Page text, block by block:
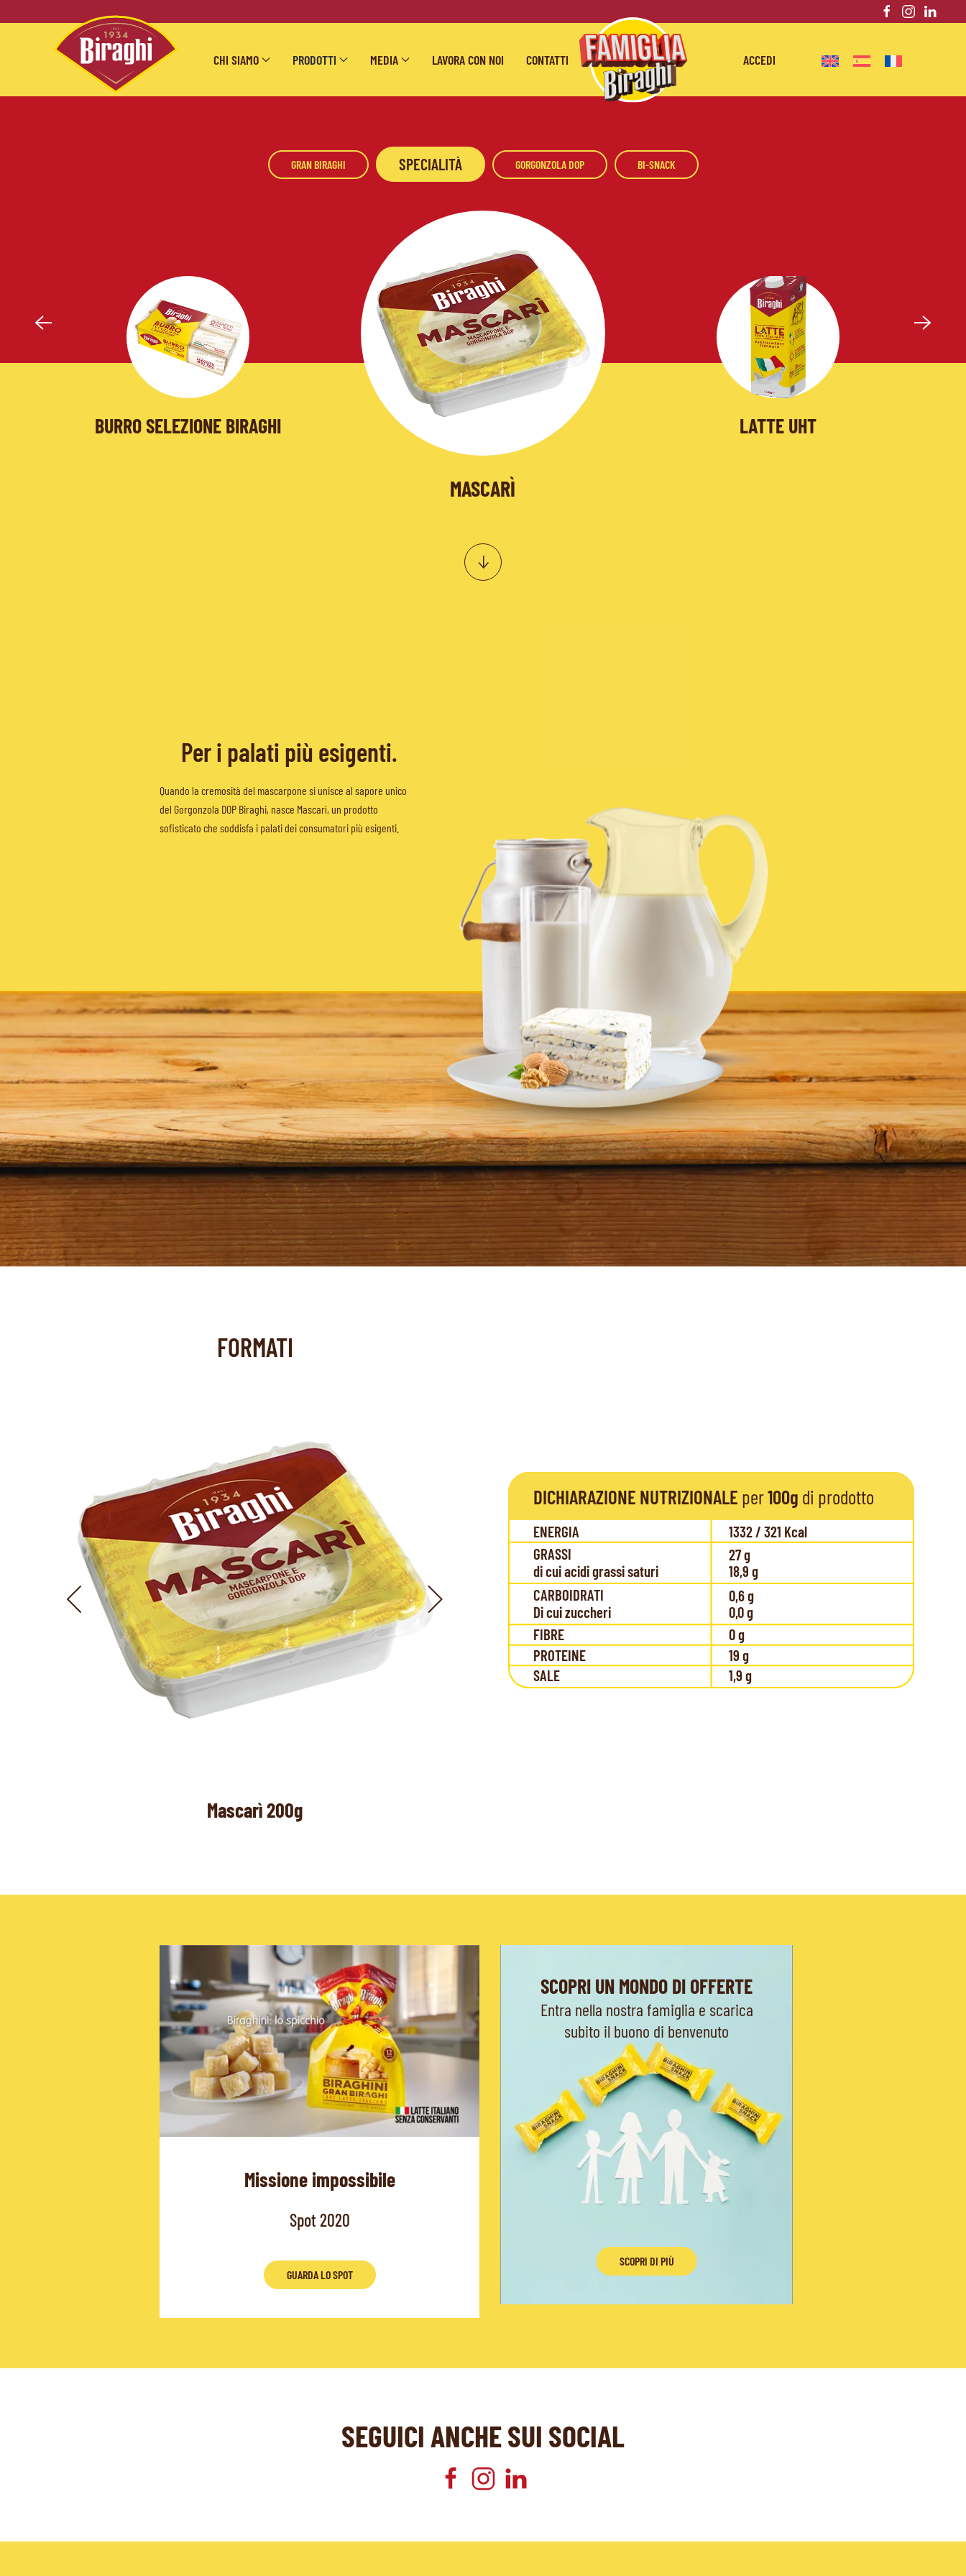
Skip to main content
CHI SIAMO PRODOTTI MEDIA LAVORA CON NOI CONTATTI ACCEDI
GRAN BIRAGHI SPECIALITÀ GORGONZOLA DOP BI-SNACK
BURRO SELEZIONE BIRAGHI
MASCARÌ
LATTE UHT
Per i palati più esigenti.
Quando la cremosità del mascarpone si unisce al sapore unico
del Gorgonzola DOP Biraghi, nasce Mascarì, un prodotto
sofisticato che soddisfa i palati dei consumatori più esigenti.
FORMATI
ENERGIA
1332 / 321 Kcal
27 g
18,9 g
GRASSI
di cui acidi grassi saturi
0,6 g
0,0 g
CARBOIDRATI
Di cui zuccheri
0 g
FIBRE
19 g
PROTEINE
1,9 g
SALE
DICHIARAZIONE NUTRIZIONALE per 100g di prodotto
Missione impossibile
Spot 2020
GUARDA LO SPOT
SCOPRI UN MONDO DI OFFERTE
Entra nella nostra famiglia e scarica
subito il buono di benvenuto
SCOPRI DI PIÙ
SEGUICI ANCHE SUI SOCIAL